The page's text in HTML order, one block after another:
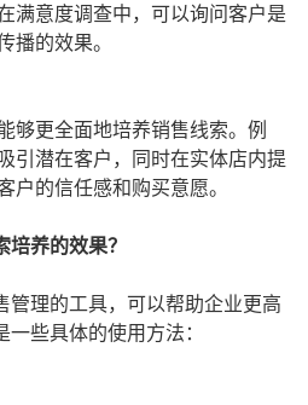
满意度调查中，可以询问客户是
播的效果。
够更全面地培养销售线索。例
引潜在客户，同时在实体店内提
户的信任感和购买意愿。
养的效果？
管理的工具，可以帮助企业更高
些具体的使用方法：